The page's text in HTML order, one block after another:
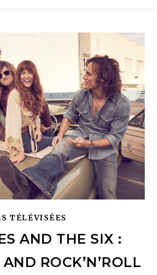
TÉLÉVISÉES
AND THE SIX :
ROCK’N’ROLL